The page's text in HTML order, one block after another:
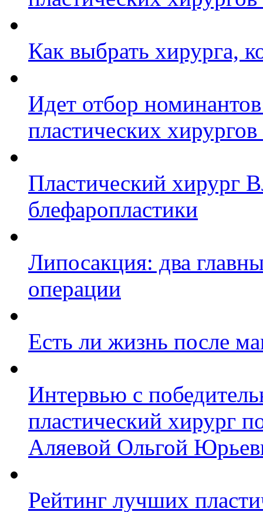
Как выбрать хирурга,
Идет отбор
пластических
Пластический хирург
блефаропластики
Липосакция: два
операции
Есть ли жизнь после
Интервью с
пластический хирург
Аляевой Ольгой
Рейтинг лучших